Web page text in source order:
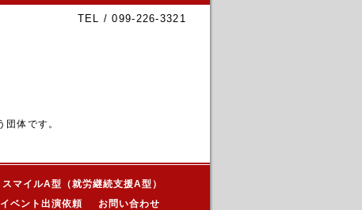
TEL / 099-226-3321
体です。
スマイルA型（就労継続支援A型）
ベント出演依頼
お問い合わせ